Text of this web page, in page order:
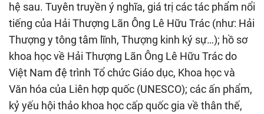
hệ sau. Tuyên truyền ý nghĩa, giá trị các tác phẩm nổi
tiếng của Hải Thượng Lãn Ông Lê Hữu Trác (như: Hải
Thượng y tông tâm lĩnh, Thượng kinh ký sự…); hồ sơ
khoa học về Hải Thượng Lãn Ông Lê Hữu Trác do
Việt Nam đệ trình Tổ chức Giáo dục, Khoa học và
Văn hóa của Liên hợp quốc (UNESCO); các ấn phẩm,
kỷ yếu hội thảo khoa học cấp quốc gia về thân thế,